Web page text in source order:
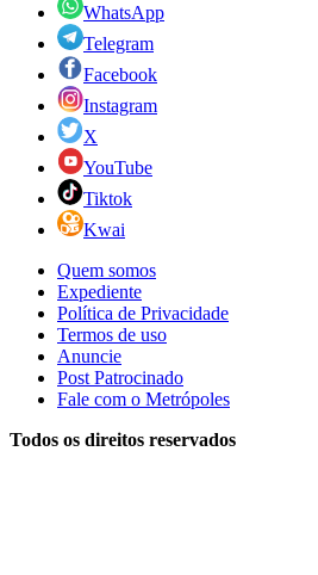
WhatsApp
Telegram
Facebook
Instagram
X
YouTube
Tiktok
Kwai
Quem somos
Expediente
Política de Privacidade
Termos de uso
Anuncie
Post Patrocinado
Fale com o Metrópoles
Todos os direitos reservados